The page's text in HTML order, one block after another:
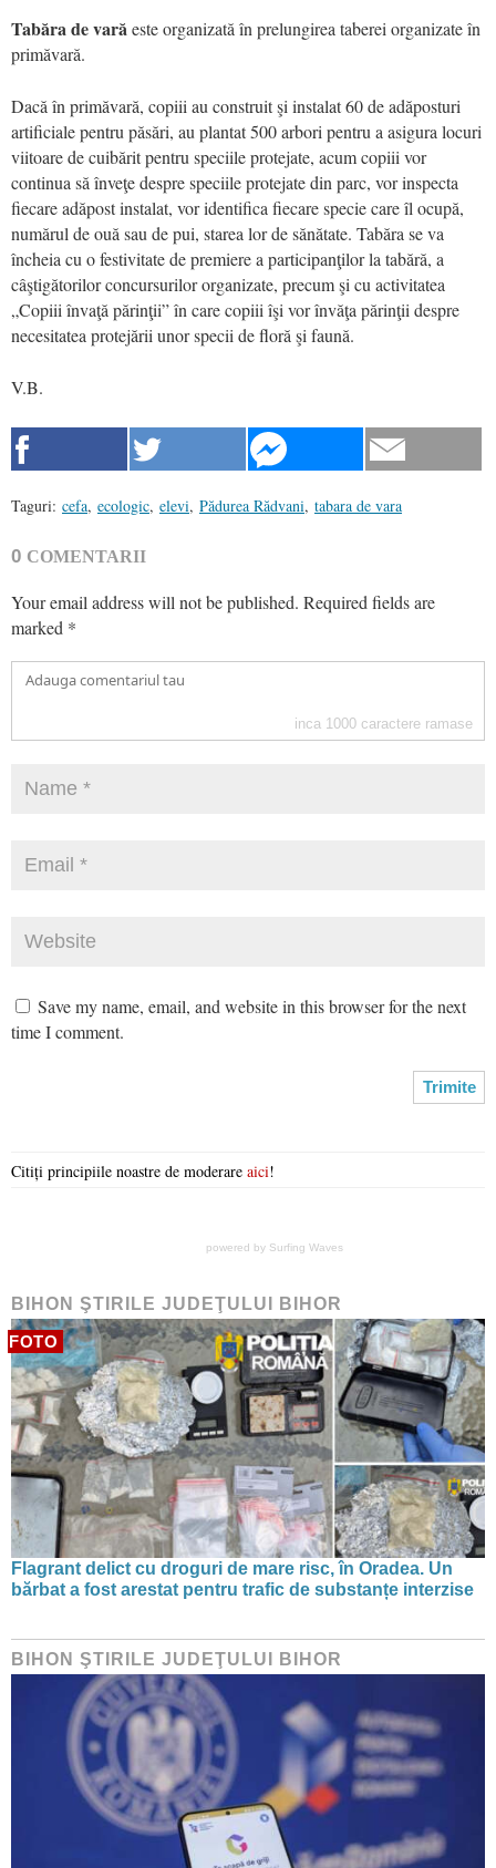
Tabăra de varăeste organizată în prelungirea taberei organizate în
primăvară.
Dacă în primăvară, copiii au construit şi instalat 60 de adăposturi
artificiale pentru păsări, au plantat 500 arbori pentru a asigura locuri
viitoare de cuibărit pentru speciile protejate, acum copiii vor
continua să înveţe despre speciile protejate din parc, vor inspecta
fiecare adăpost instalat, vor identifica fiecare specie care îl ocupă,
numărul de ouă sau de pui, starea lor de sănătate. Tabăra se va
încheia cu o festivitate de premiere a participanţilor la tabără, a
câştigătorilor concursurilor organizate, precum şi cu activitatea
„Copiii învaţă părinţii” în care copiii îşi vor învăţa părinţii despre
necesitatea protejării unor specii de floră şi faună.
V.B.
Taguri: cefa, ecologic, elevi, Pădurea Rădvani, tabara de vara
0 COMENTARII
Your email address will not be published. Required fields are
marked *
inca 1000 caractere ramase
Save my name, email, and website in this browser for the next
time I comment.
Citiți principiile noastre de moderare aici!
powered by Surfing Waves
BIHON ŞTIRILE JUDEŢULUI BIHOR
FOTO
Flagrant delict cu droguri de mare risc, în Oradea. Un
bărbat a fost arestat pentru trafic de substanțe interzise
BIHON ŞTIRILE JUDEŢULUI BIHOR